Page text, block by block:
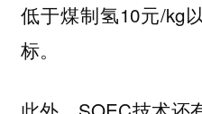
低于煤制氢10元/kg
标。